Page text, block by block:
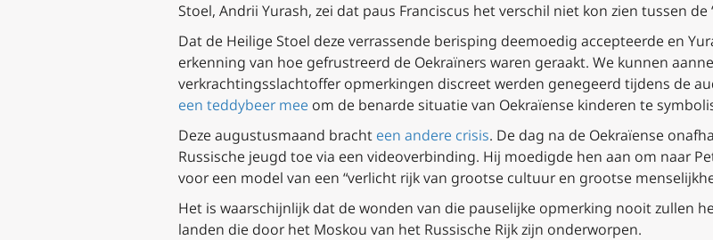
Stoel, Andrii Yurash, zei dat paus Franciscus het verschil niet kon zien tussen
Dat de Heilige Stoel deze verrassende berisping deemoedig accepteerde en
erkenning van hoe gefrustreerd de Oekraïners waren geraakt. We kunnen
verkrachtingsslachtoffer opmerkingen discreet werden genegeerd tijdens de
een teddybeer mee om de benarde situatie van Oekraïense kinderen te
Deze augustusmaand bracht een andere crisis. De dag na de Oekraïense
Russische jeugd toe via een videoverbinding. Hij moedigde hen aan om naar
voor een model van een “verlicht rijk van grootse cultuur en grootse
Het is waarschijnlijk dat de wonden van die pauselijke opmerking nooit zullen
landen die door het Moskou van het Russische Rijk zijn onderworpen.